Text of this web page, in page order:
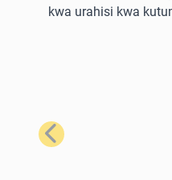
kwa urahisi kwa
Iliyopita